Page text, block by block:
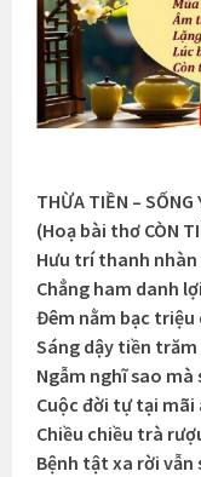
THỪA TIỀN – SỐNG
(Hoạ bài thơ CÒN
Hưu trí thanh
Chẳng ham danh
Đêm nằm bạc
Sáng dậy tiền
Ngẫm nghĩ sao mà
Cuộc đời tự tại mãi
Chiều chiều trà
Bệnh tật xa rời vẫn